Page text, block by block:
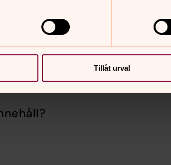
Tillåt urval
Se fler kommande händelser